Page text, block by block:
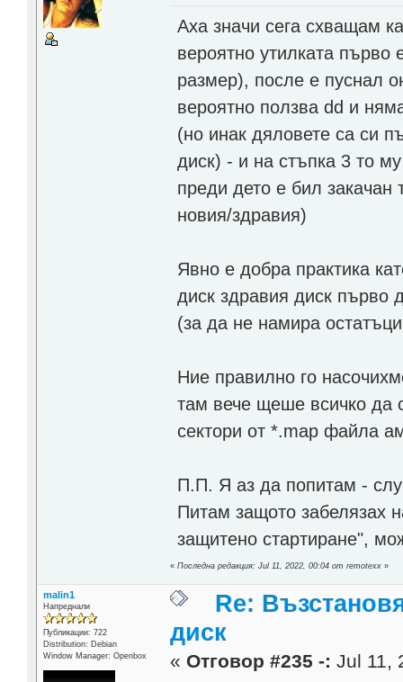
Аха значи сега схващам
вероятно утилката
размер), после е пуснал
вероятно ползва dd и
(но инак дяловете са си
диск) - и на стъпка 3 то
преди дето е бил закачан
новия/здравия)
Явно е добра практика
диск здравия диск първо
(за да не намира
Ние правилно го
там вече щеше всичко да
сектори от *.map файла
П.П. Я аз да попитам -
Питам защото забелязах
защитено стартиране",
«Последна редакция: Jul 11, 2022, 00:04 от remotexx »
malin1
Напреднали
Публикации: 722
Distribution: Debian
Window Manager: Openbox
Re:
диск
« Отговор #235 -: Jul 11,